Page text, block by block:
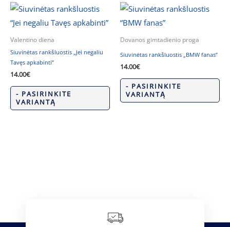
Valentino diena
Siuvinėtas rankšluostis „Jei negaliu
Tavęs apkabinti”
14.00€
- PASIRINKITE
VARIANTĄ
Dovanos gimtadienio proga
Siuvinėtas rankšluostis „BMW fanas”
14.00€
- PASIRINKITE
VARIANTĄ